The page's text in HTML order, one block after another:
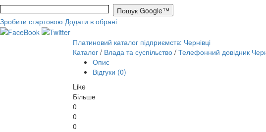
Зробити стартовою Додати в обрані
Платиновий каталог підприємств: Чернівці
Каталог / Влада та суспільство / Телефонний довідник
Опис
Відгуки (0)
Like
Більше
0
0
0